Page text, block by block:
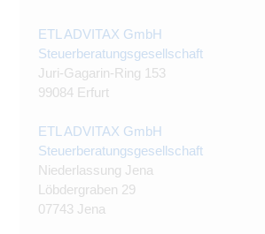
ETL ADVITAX GmbH
Steuerberatungsgesellschaft
Juri-Gagarin-Ring 153
99084 Erfurt
ETL ADVITAX GmbH
Steuerberatungsgesellschaft
Niederlassung Jena
Löbdergraben 29
07743 Jena